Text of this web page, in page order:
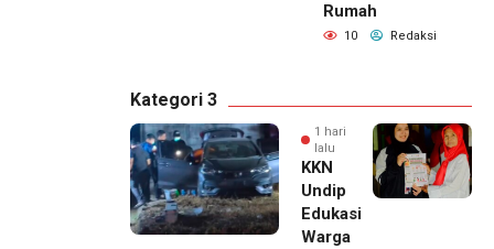
Rumah
10 Redaksi
Kategori 3
1 hari
lalu
KKN
Undip
Edukasi
Warga